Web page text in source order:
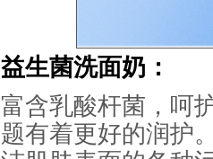
益生菌洗面奶：
富含乳酸杆菌，呵
题有着更好的润护